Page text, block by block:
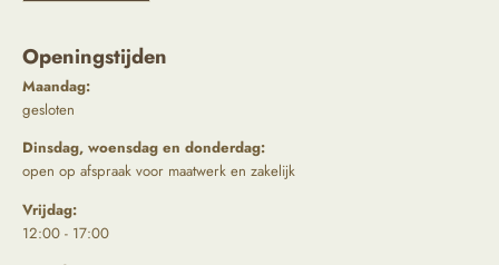
Openingstijden
Maandag:
gesloten
Dinsdag, woensdag en donderdag:
open op afspraak voor maatwerk en zakelijk
Vrijdag:
12:00 - 17:00